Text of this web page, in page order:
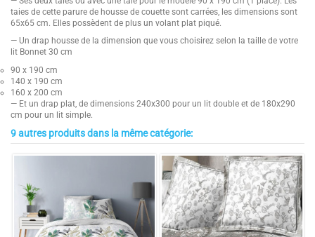
taies de cette parure de housse de couette sont carrées, les dimensions sont
65x65 cm. Elles possèdent de plus un volant plat piqué.
— Un drap housse de la dimension que vous choisirez selon la taille de votre
lit Bonnet 30 cm
90 x 190 cm
140 x 190 cm
160 x 200 cm
— Et un drap plat, de dimensions 240x300 pour un lit double et de 180x290
cm pour un lit simple.
Composition 100 % coton
Summer Flower
Tissage 57 fils / cm²
2/5
Basé sur 1 avis soumis à un
contrôle
9 autres produits dans la même catégorie: